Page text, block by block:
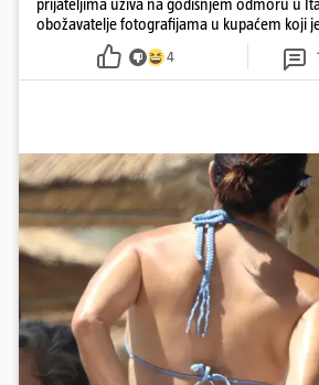
prijateljima uživa na godišnjem odmoru u
obožavatelje fotografijama u kupaćem koji
4